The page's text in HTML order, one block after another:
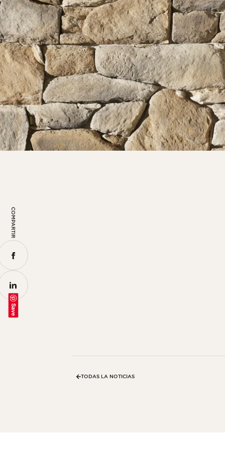
COMPARTIR
Save
TODAS LA NOTICIAS